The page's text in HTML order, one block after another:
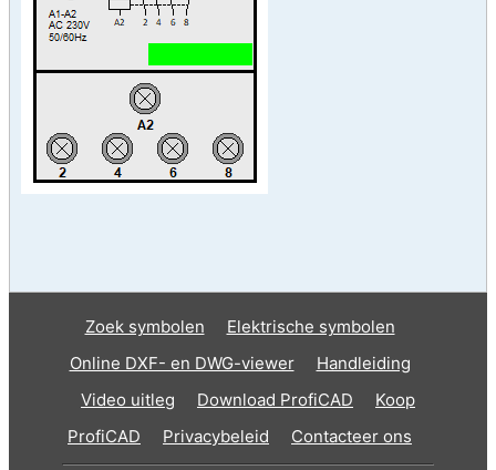
Zoek symbolen
Elektrische symbolen
Online DXF- en DWG-viewer
Handleiding
Video uitleg
Download ProfiCAD
Koop
ProfiCAD
Privacybeleid Contacteer ons